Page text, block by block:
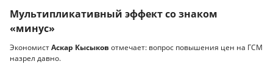
Мультипликативный эффект со знаком
«минус»
ЭкономистАскар Кысыков отмечает: вопрос повышения цен на ГСМ
назрел давно.